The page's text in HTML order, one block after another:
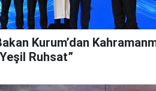
Kurum’dan
Ruhsat”